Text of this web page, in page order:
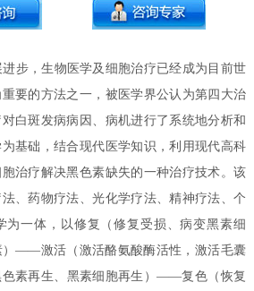
步，生物医学及细胞治疗已经成为目前世
要的方法之一，被医学界公认为第四大治
白斑发病病因、病机进行了系统地分析和
基础，结合现代医学知识，利用现代高科
治疗解决黑色素缺失的一种治疗技术。该
、药物疗法、光化学疗法、精神疗法、个
为一体，以修复（修复受损、病变黑素细
）——激活（激活酪氨酸酶活性，激活毛囊
素再生、黑素细胞再生）——复色（恢复